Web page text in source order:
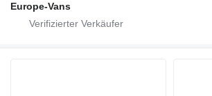
Europe-Vans